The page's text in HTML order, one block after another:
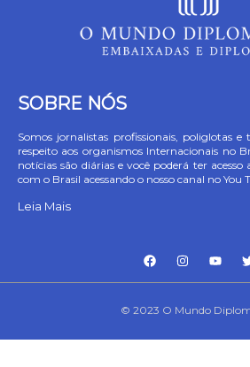
SOBRE NÓS
Somos jornalistas profissionais, poliglotas
respeito aos organismos Internacionais no
notícias são diárias e você poderá ter acesso
com o Brasil acessando o nosso canal no You
Leia Mais
© 2023 O Mundo